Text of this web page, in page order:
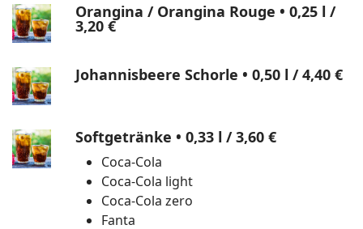
Orangina / Orangina Rouge • 0,25 l /
3,20 €
Johannisbeere Schorle • 0,50 l / 4,40 €
Softgetränke • 0,33 l / 3,60 €
Coca-Cola
Coca-Cola light
Coca-Cola zero
Fanta